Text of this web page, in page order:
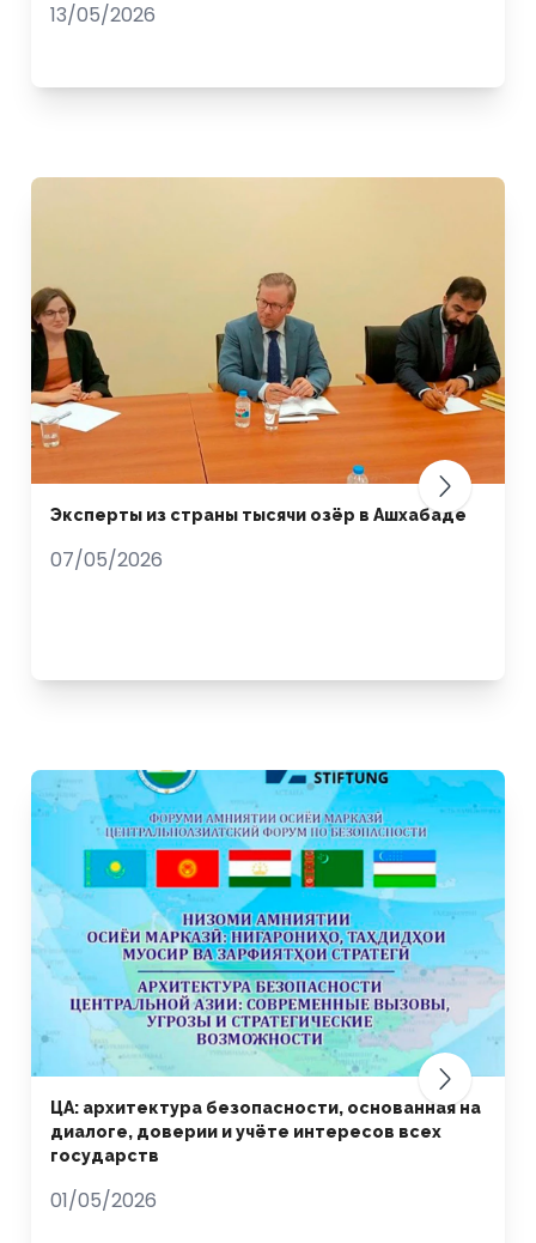
13/05/2026
Эксперты из страны тысячи озёр в Ашхабаде
07/05/2026
ЦА: архитектура безопасности, основанная на
диалоге, доверии и учёте интересов всех
государств
01/05/2026